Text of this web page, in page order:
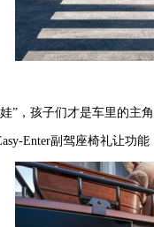
”，孩子们才是车里的主
Enter副驾座椅礼让功